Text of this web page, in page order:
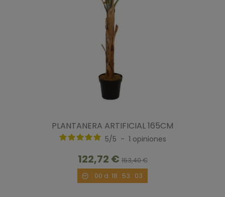
PLANTANERA ARTIFICIAL 165CM
5/5 - 1 opiniones
122,72 €153,40 €
00 d. 18 : 53 : 02